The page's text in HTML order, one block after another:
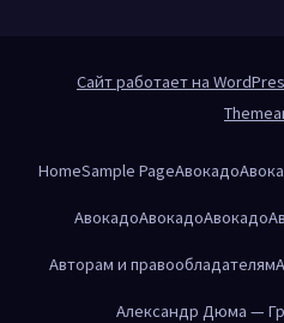
Сайт работает на
HomeSample PageАвокадо
АвокадоАвокадоАвокадо
Авторам и правообладателям
Александр Дюма —